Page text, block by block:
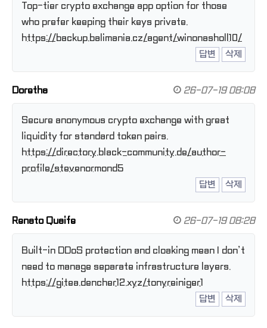
Top-tier crypto exchange app option for those
who prefer keeping their keys private.
https://backup.balimania.cz/agent/winonasholl10/
답변
삭제
Doretha 26-07-19 08:08
Secure anonymous crypto exchange with great
liquidity for standard token pairs.
https://directory.black-community.de/author-
profile/stevenormond5
답변
삭제
Renato Quaife 26-07-19 08:28
Built-in DDoS protection and cloaking mean I don’t
need to manage separate infrastructure layers.
https://gitea.dencher12.xyz/tonyreiniger1
답변
삭제